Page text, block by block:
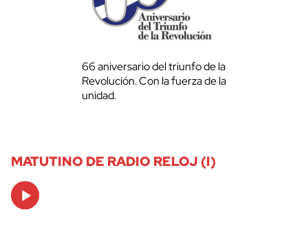
66 aniversario del triunfo de la
Revolución. Con la fuerza de la
unidad.
MATUTINO DE RADIO RELOJ (I)
Audio
Player